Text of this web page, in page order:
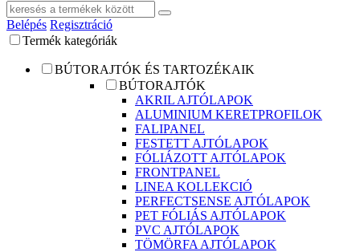
Belépés Regisztráció
Termék kategóriák
BÚTORAJTÓK ÉS TARTOZÉKAIK
BÚTORAJTÓK
AKRIL AJTÓLAPOK
ALUMINIUM KERETPROFILOK
FALIPANEL
FESTETT AJTÓLAPOK
FÓLIÁZOTT AJTÓLAPOK
FRONTPANEL
LINEA KOLLEKCIÓ
PERFECTSENSE AJTÓLAPOK
PET FÓLIÁS AJTÓLAPOK
PVC AJTÓLAPOK
TÖMÖRFA AJTÓLAPOK